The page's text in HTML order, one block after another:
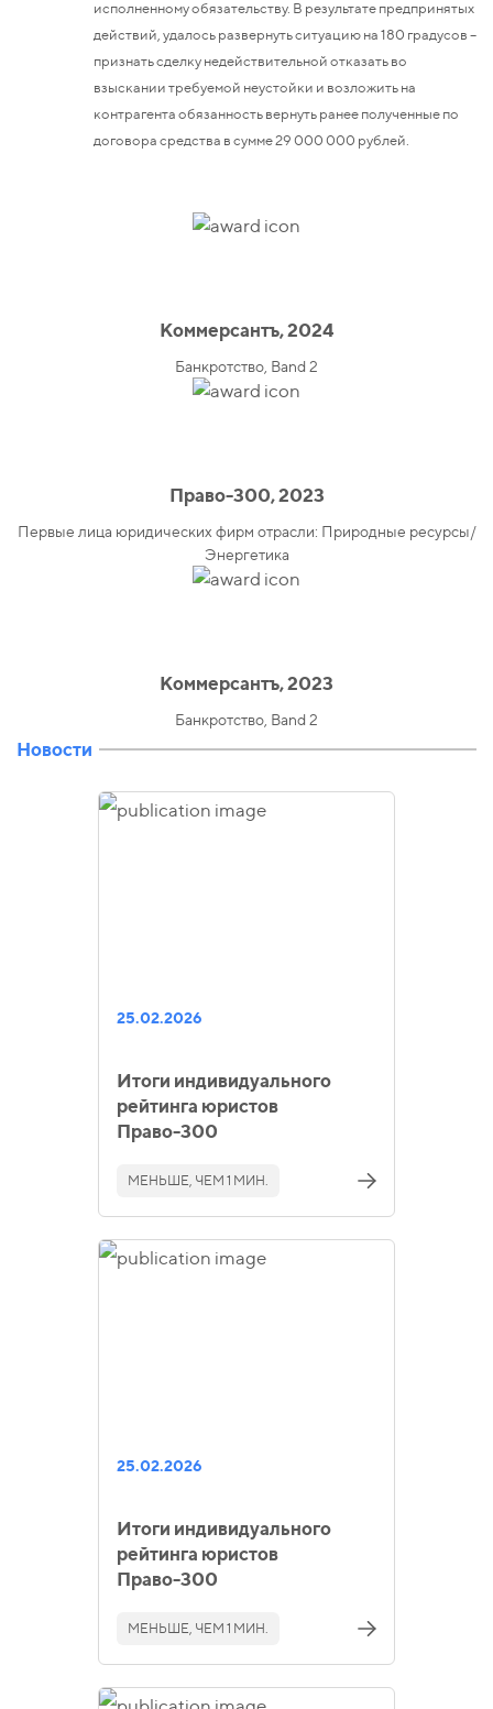
исполненному обязательству. В результате предпринятых
действий, удалось развернуть ситуацию на 180 градусов –
признать сделку недействительной отказать во
взыскании требуемой неустойки и возложить на
контрагента обязанность вернуть ранее полученные по
договора средства в сумме 29 000 000 рублей.
Коммерсантъ, 2024
Банкротство, Band 2
Право-300, 2023
Первые лица юридических фирм отрасли: Природные ресурсы/
Энергетика
Коммерсантъ, 2023
Банкротство, Band 2
Новости
25.02.2026
Итоги индивидуального
рейтинга юристов
Право-300
МЕНЬШЕ, ЧЕМ 1 МИН.
25.02.2026
Итоги индивидуального
рейтинга юристов
Право-300
МЕНЬШЕ, ЧЕМ 1 МИН.